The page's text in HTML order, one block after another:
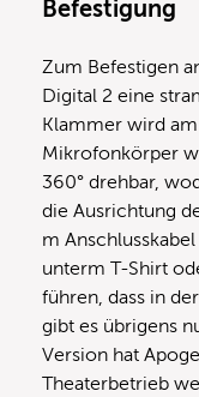
Befestigung
Zum Befestigen
Digital 2 eine
Klammer wird
Mikrofonkörper
360° drehbar,
die Ausrichtung
m
unterm T-Shirt
führen, dass in
gibt es übrigens
Version hat
Theaterbetrieb